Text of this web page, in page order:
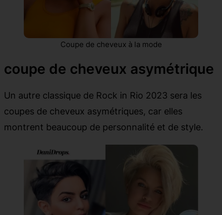
Coupe de cheveux à la mode
coupe de cheveux asymétrique
Un autre classique de Rock in Rio 2023 sera les
coupes de cheveux asymétriques, car elles
montrent beaucoup de personnalité et de style.